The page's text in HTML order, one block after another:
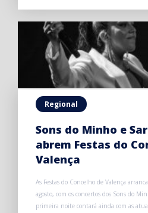
Regional
Sons do Minho e
abrem Festas do
Valença
As Festas do Concelho de Valença
agosto, com os concertos dos Sons do
primeira noite contará ainda com as